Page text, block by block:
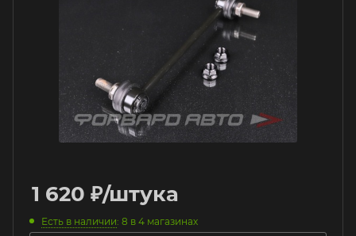
1 620 ₽/штука
Есть в наличии: 8 в 4 магазинах